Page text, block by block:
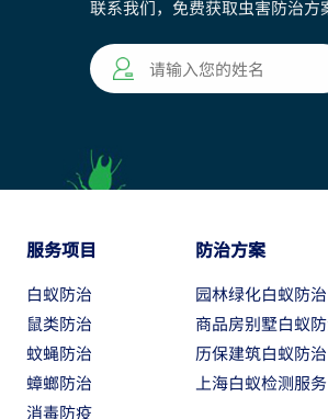
联系我们，免费获取虫害防治方
服务项目
白蚁防治
鼠类防治
蚊蝇防治
蟑螂防治
消毒防疫
防治方案
园林绿化白蚁防治
商品房别墅白蚁
历保建筑白蚁防治
上海白蚁检测服务